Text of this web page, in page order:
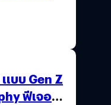
บบ Gen Z
ฟีเจอร์